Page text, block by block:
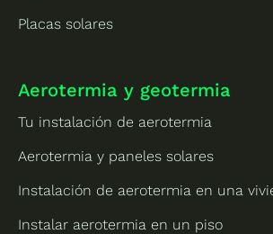
Placas solares
Aerotermia y geotermia
Tu instalación de aerotermia
Aerotermia y paneles solares
Instalación de aerotermia en una
Instalar aerotermia en un piso